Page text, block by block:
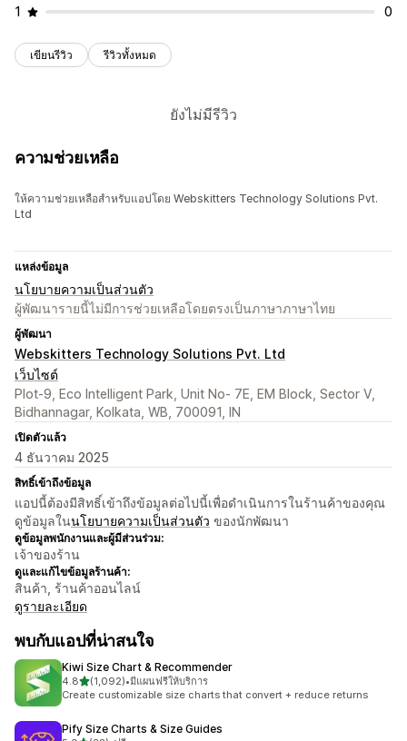
1 0
เขียนรีวิว รีวิวทั้งหมด
ยังไม่มีรีวิว
ความช่วยเหลือ
ให้ความช่วยเหลือสำหรับแอปโดย Webskitters Technology Solutions Pvt.
Ltd
แหล่งข้อมูล
นโยบายความเป็นส่วนตัว
ผู้พัฒนารายนี้ไม่มีการช่วยเหลือโดยตรงเป็นภาษาภาษาไทย
ผู้พัฒนา
Webskitters Technology Solutions Pvt. Ltd
เว็บไซต์
Plot-9, Eco Intelligent Park, Unit No- 7E, EM Block, Sector V,
Bidhannagar, Kolkata, WB, 700091, IN
เปิดตัวแล้ว
4 ธันวาคม 2025
สิทธิ์เข้าถึงข้อมูล
แอปนี้ต้องมีสิทธิ์เข้าถึงข้อมูลต่อไปนี้เพื่อดำเนินการในร้านค้าของคุณ
ดูข้อมูลในนโยบายความเป็นส่วนตัว ของนักพัฒนา
ดูข้อมูลพนักงานและผู้มีส่วนร่วม:
เจ้าของร้าน
ดูและแก้ไขข้อมูลร้านค้า:
สินค้า, ร้านค้าออนไลน์
ดูรายละเอียด
พบกับแอปที่น่าสนใจ
Kiwi Size Chart & Recommender
4.8เต็ม 5 ดาว
(1,092)
ทั้งหมด 1092 รีวิว
•มีแผนฟรีให้บริการ
Create customizable size charts that convert + reduce returns
Pify Size Charts & Size Guides